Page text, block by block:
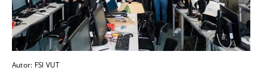
Autor: FSI VUT